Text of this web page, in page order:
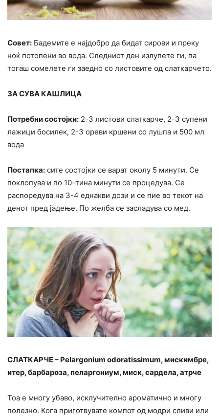
Совет: Бадемите е најдобро да бидат сирови и преку
ноќ потопени во вода. Следниот ден излупете ги, па
тогаш сомелете ги заедно со листовите од слаткарчето.
ЗА СУВА КАШЛИЦА
Потребни состојки: 2-3 листови слаткарче, 2-3 супени
лажици босилек, 2-3 ореви кршени со лушпа и 500 мл
вода
Постапка: сите состојки се варат околу 5 минути. Се
поклопува и по 10-тина минути се процедува. Се
распоредува на 3-4 еднакви дози и се пие во текот на
денот пред јадење. По желба се засладува со мед.
СЛАТКАРЧЕ – Pelargonium odoratissimum, мискимбре,
итер, барбароза, пеларгониум, миск, сардела, атрче
Тоа е многу убаво, исклучително ароматично и многу
полезно. Кога приготвувате компот од модри сливи или